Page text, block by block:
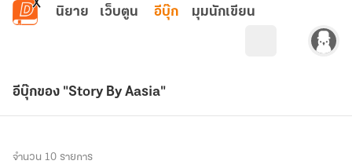
ข้ามไปยังเนื้อหาหลัก
นิยาย เว็บตูน อีบุ๊ก มุมนักเขียน
อีบุ๊กของ "Story By Aasia"
จำนวน 10 รายการ